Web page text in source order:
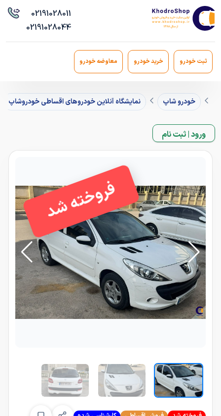
02191028011
02191028044
ثبت خودرو خرید خودرو معاوضه خودرو
خودرو شاپ نمایشگاه آنلاین خودروهای اقساطی خودروشاپ
ورود | ثبت نام
فروخته شد